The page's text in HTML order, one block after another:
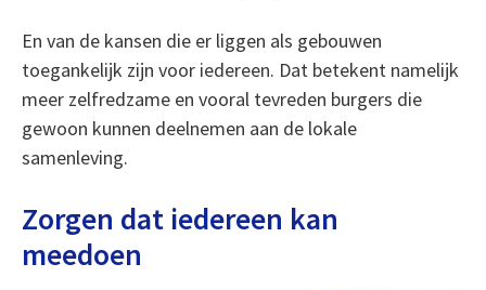
En van de kansen die er liggen als gebouwen
toegankelijk zijn voor iedereen. Dat betekent namelijk
meer zelfredzame en vooral tevreden burgers die
gewoon kunnen deelnemen aan de lokale
samenleving.
Zorgen dat iedereen kan
meedoen